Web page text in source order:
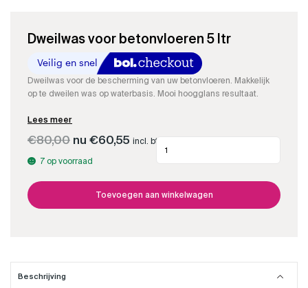
Dweilwas voor betonvloeren 5 ltr
Dweilwas voor de bescherming van uw betonvloeren. Makkelijk
op te dweilen was op waterbasis. Mooi hoogglans resultaat.
Lees meer
€80,00 Oorspronkelijke
was:
€60,55 Huidige
incl. btw
7 op voorraad
Dweilwas
voor
betonvloeren
aantal
Toevoegen aan winkelwagen
Beschrijving